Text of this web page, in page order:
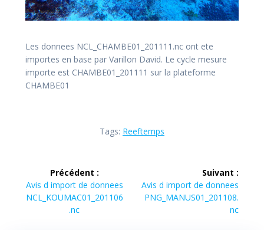
Les donnees NCL_CHAMBE01_201111.nc ont ete
importes en base par Varillon David. Le cycle mesure
importe est CHAMBE01_201111 sur la plateforme
CHAMBE01
Tags: Reeftemps
Navigation
de
l’article
Précédent :
Article
précédent :
Avis d import de donnees
NCL_KOUMAC01_201106
.nc
Suivant :
Article
suivant :
Avis d import de donnees
PNG_MANUS01_201108.
nc